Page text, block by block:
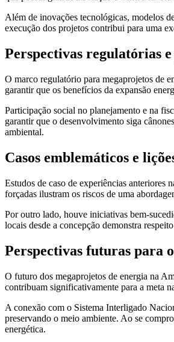
Além de inovações tecnológicas, modelos
execução dos projetos contribui para uma
Perspectivas regulatórias
O marco regulatório para megaprojetos de
garantir que os benefícios da expansão
Participação social no planejamento e na
garantir que o desenvolvimento siga
ambiental.
Casos emblemáticos e
Estudos de caso de experiências anteriores
forçadas ilustram os riscos de uma
Por outro lado, houve iniciativas bem-
locais desde a concepção demonstra
Perspectivas futuras para
O futuro dos megaprojetos de energia na
contribuam significativamente para a meta
A conexão com o Sistema Interligado
preservando o meio ambiente. Ao se
energética.